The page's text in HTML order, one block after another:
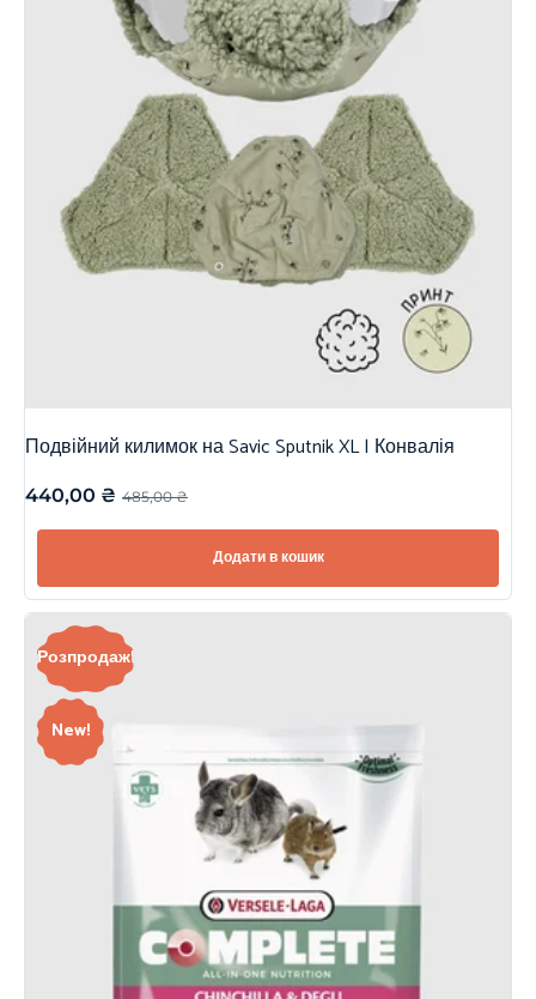
Подвійний килимок на Savic Sputnik XL | Конвалія
485,00₴
440,00 ₴
Додати в кошик
New!
Розпродаж!